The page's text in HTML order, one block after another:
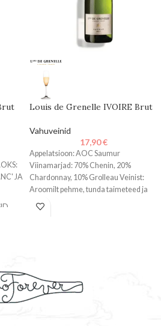
JA
Louis de Grenelle IVOIRE Brut
Vahuveinid
17,90€
Appelatsioon: AOC Saumur
Viinamarjad: 70% Chenin, 20%
Chardonnay, 10% Grolleau Veinist:
Aroomilt pehme, tunda taimeteed ja
värskete punaste puuviljade noote.